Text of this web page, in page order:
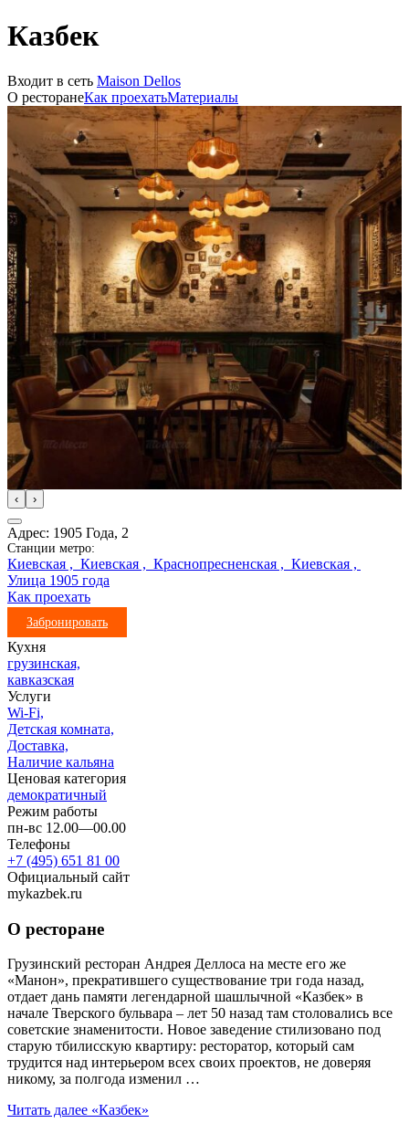
Казбек
Входит в сеть Maison Dellos
О ресторанеКак проехатьМатериалы
‹ ›
Адрес: 1905 Года, 2
Станции метро:
Киевская , Киевская , Краснопресненская , Киевская ,
Улица 1905 года
Как проехать
Забронировать
Кухня
грузинская,
кавказская
Услуги
Wi-Fi,
Детская комната,
Доставка,
Наличие кальяна
Ценовая категория
демократичный
Режим работы
пн-вс 12.00—00.00
Телефоны
+7 (495) 651 81 00
Официальный сайт
mykazbek.ru
О ресторане
Грузинский ресторан Андрея Деллоса на месте его же
«Манон», прекратившего существование три года назад,
отдает дань памяти легендарной шашлычной «Казбек» в
начале Тверского бульвара – лет 50 назад там столовались все
советские знаменитости. Новое заведение стилизовано под
старую тбилисскую квартиру: ресторатор, который сам
трудится над интерьером всех своих проектов, не доверяя
никому, за полгода изменил …
Читать далее «Казбек»